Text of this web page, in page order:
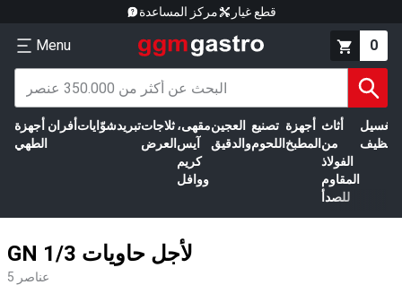
مركز المساعدة قطع غيار
Menu 0
أجهزة
الطهي
أفران شوّاياتتبريدثلاجات
العرض
مقهى،
آيس
كريم
ووافل
العجين
والدقيق
تصنيع
اللحوم
أجهزة
المطبخ
أثاث
من
الفولاذ
المقاوم
للصدأ
الغسيل
GN 1/3 لأجل حاويات
5 عناصر